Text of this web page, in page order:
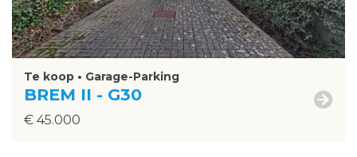
Te koop • Garage-Parking
BREM II - G30
€ 45.000